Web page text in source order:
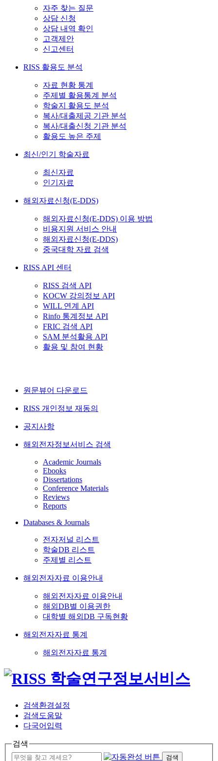
자주 찾는 질문
상담 신청
상담 내역 확인
고객제안
신고센터
RISS 활용도 분석
자료 현황 통계
주제별 활용통계 분석
학술지 활용도 분석
복사/대출제공 기관 분석
복사/대출신청 기관 분석
활용도 높은 주제
최신/인기 학술자료
최신자료
인기자료
해외자료신청(E-DDS)
해외자료신청(E-DDS) 이용 방법
비용지원 서비스 안내
해외자료신청(E-DDS)
중국대학 자료 검색
RISS API 센터
RISS 검색 API
KOCW 강의정보 API
WILL 연계 API
Rinfo 통계정보 API
FRIC 검색 API
SAM 분석활용 API
활용 및 참여 현황
원문뷰어 다운로드
RISS 개인정보 재동의
공지사항
해외전자정보서비스 검색
Academic Journals
Ebooks
Dissertations
Conference Materials
Reviews
Reports
Databases & Journals
전자저널 리스트
학술DB 리스트
주제별 리스트
해외전자자료 이용안내
해외전자자료 이용안내
해외DB별 이용권한
대학별 해외DB 구독현황
해외전자자료 통계
해외전자자료 통계
검색환경설정
검색도움말
다국어입력
검색
검색